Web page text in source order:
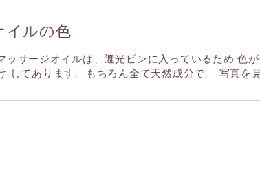
イルの色
ッサージオイルは、遮光ビンに入っているため 色
してあります。もちろん全て天然成分で。 写真を